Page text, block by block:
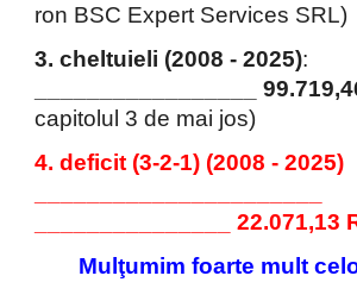
ron BSC Expert Services SRL)
3. cheltuieli (2008 - 2025):
_________________
capitolul 3 de mai jos)
4. deficit (3-2-1) (2008 - 2025)
_______________ 22.071,13
Mulţumim foarte mult